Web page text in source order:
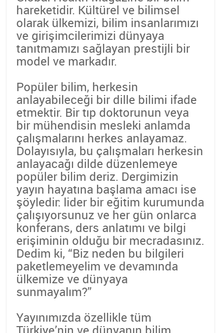
hareketidir. Kültürel ve bilimsel
olarak ülkemizi, bilim insanlarımızı
ve girişimcilerimizi dünyaya
tanıtmamızı sağlayan prestijli bir
model ve markadır.
Popüler bilim, herkesin
anlayabileceği bir dille bilimi ifade
etmektir. Bir tıp doktorunun veya
bir mühendisin mesleki anlamda
çalışmalarını herkes anlayamaz.
Dolayısıyla, bu çalışmaları herkesin
anlayacağı dilde düzenlemeye
popüler bilim deriz. Dergimizin
yayın hayatına başlama amacı ise
şöyledir: lider bir eğitim kurumunda
çalışıyorsunuz ve her gün onlarca
konferans, ders anlatımı ve bilgi
erişiminin olduğu bir mecradasınız.
Dedim ki, “Biz neden bu bilgileri
paketlemeyelim ve devamında
ülkemize ve dünyaya
sunmayalım?”
Yayınımızda özellikle tüm